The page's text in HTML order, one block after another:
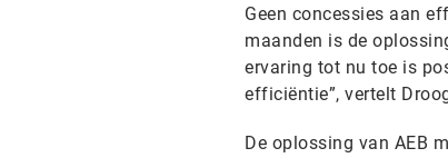
Geen concessies aan
maanden is de
ervaring tot nu toe is
efficiëntie”, vertelt
De oplossing van AEB